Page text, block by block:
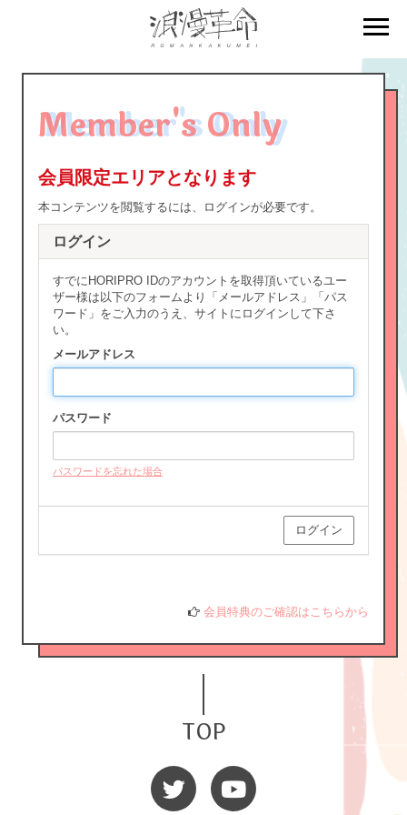
BIRTHDAY MAIL
Member's Only
会員限定エリアとなります
本コンテンツを閲覧するには、ログインが必要です。
ログイン
すでにHORIPRO IDのアカウントを取得頂いているユー
ザー様は以下のフォームより「メールアドレス」「パス
ワード」をご入力のうえ、サイトにログインして下さ
い。
メールアドレス
パスワード
パスワードを忘れた場合
会員特典のご確認はこちらから
TOP